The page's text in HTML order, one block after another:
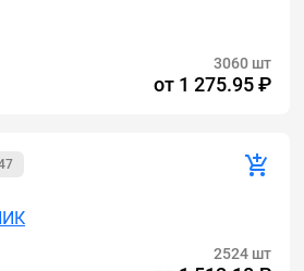
3060 шт
от 1 275.95 ₽
2524 шт